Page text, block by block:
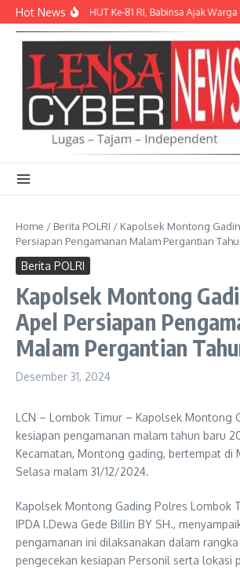
Lewati ke konten
Hot NewsSambut HUT Ke-81 RI, Babinsa Ajak Warga
Home / Berita POLRI / Kapolsek Montong
Persiapan Pengamanan Malam Pergantian
Berita POLRI
Kapolsek Montong
Apel Persiapan
Malam Pergantian
Desember 31, 2024
LCN – Lombok Timur – Kapolsek Montong
kesiapan pengamanan malam tahun baru
Kecamatan, Montong gading, bertempat di
Selasa malam 31/12/2024.
Kapolsek Montong Gading Polres Lombok
IPDA I.Dewa Gede Billin BY SH.,
pengamanan ini dilaksanakan dalam
pengecekan kesiapan Personil serta lokasi